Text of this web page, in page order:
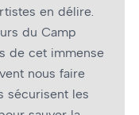
en délire.
du Camp
de cet immense
nous faire
sécurisent les